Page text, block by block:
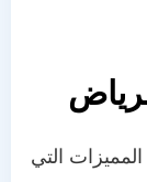
التي